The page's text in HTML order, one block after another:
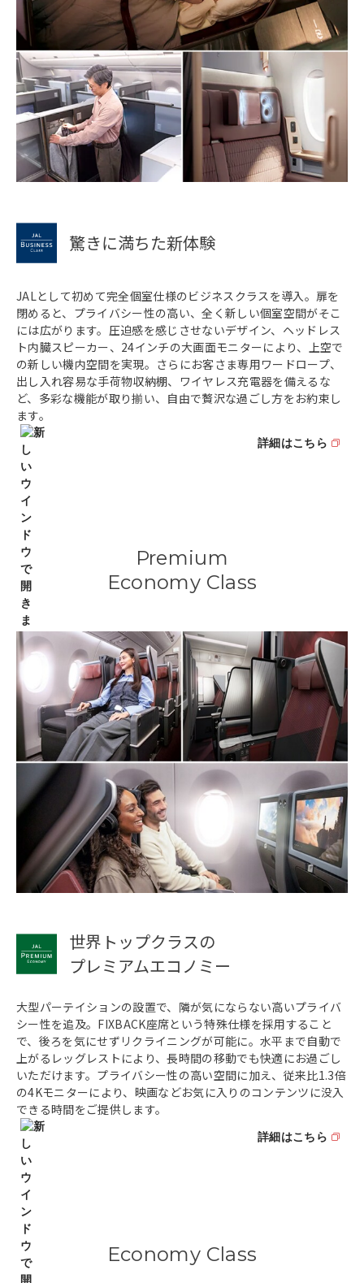
驚きに満ちた新体験
JALとして初めて完全個室仕様のビジネスクラスを導入。扉を
閉めると、プライバシー性の高い、全く新しい個室空間がそこ
には広がります。圧迫感を感じさせないデザイン、ヘッドレス
ト内臓スピーカー、24インチの大画面モニターにより、上空で
の新しい機内空間を実現。さらにお客さま専用ワードロープ、
出し入れ容易な手荷物収納棚、ワイヤレス充電器を備えるな
ど、多彩な機能が取り揃い、自由で贅沢な過ごし方をお約束し
ます。
詳細はこちら
Premium
Economy Class
世界トップクラスの
プレミアムエコノミー
大型パーテイションの設置で、隣が気にならない高いプライバ
シー性を追及。FIXBACK座席という特殊仕様を採用すること
で、後ろを気にせずリクライニングが可能に。水平まで自動で
上がるレッグレストにより、長時間の移動でも快適にお過ごし
いただけます。プライバシー性の高い空間に加え、従来比1.3倍
の4Kモニターにより、映画などお気に入りのコンテンツに没入
できる時間をご提供します。
詳細はこちら
Economy Class